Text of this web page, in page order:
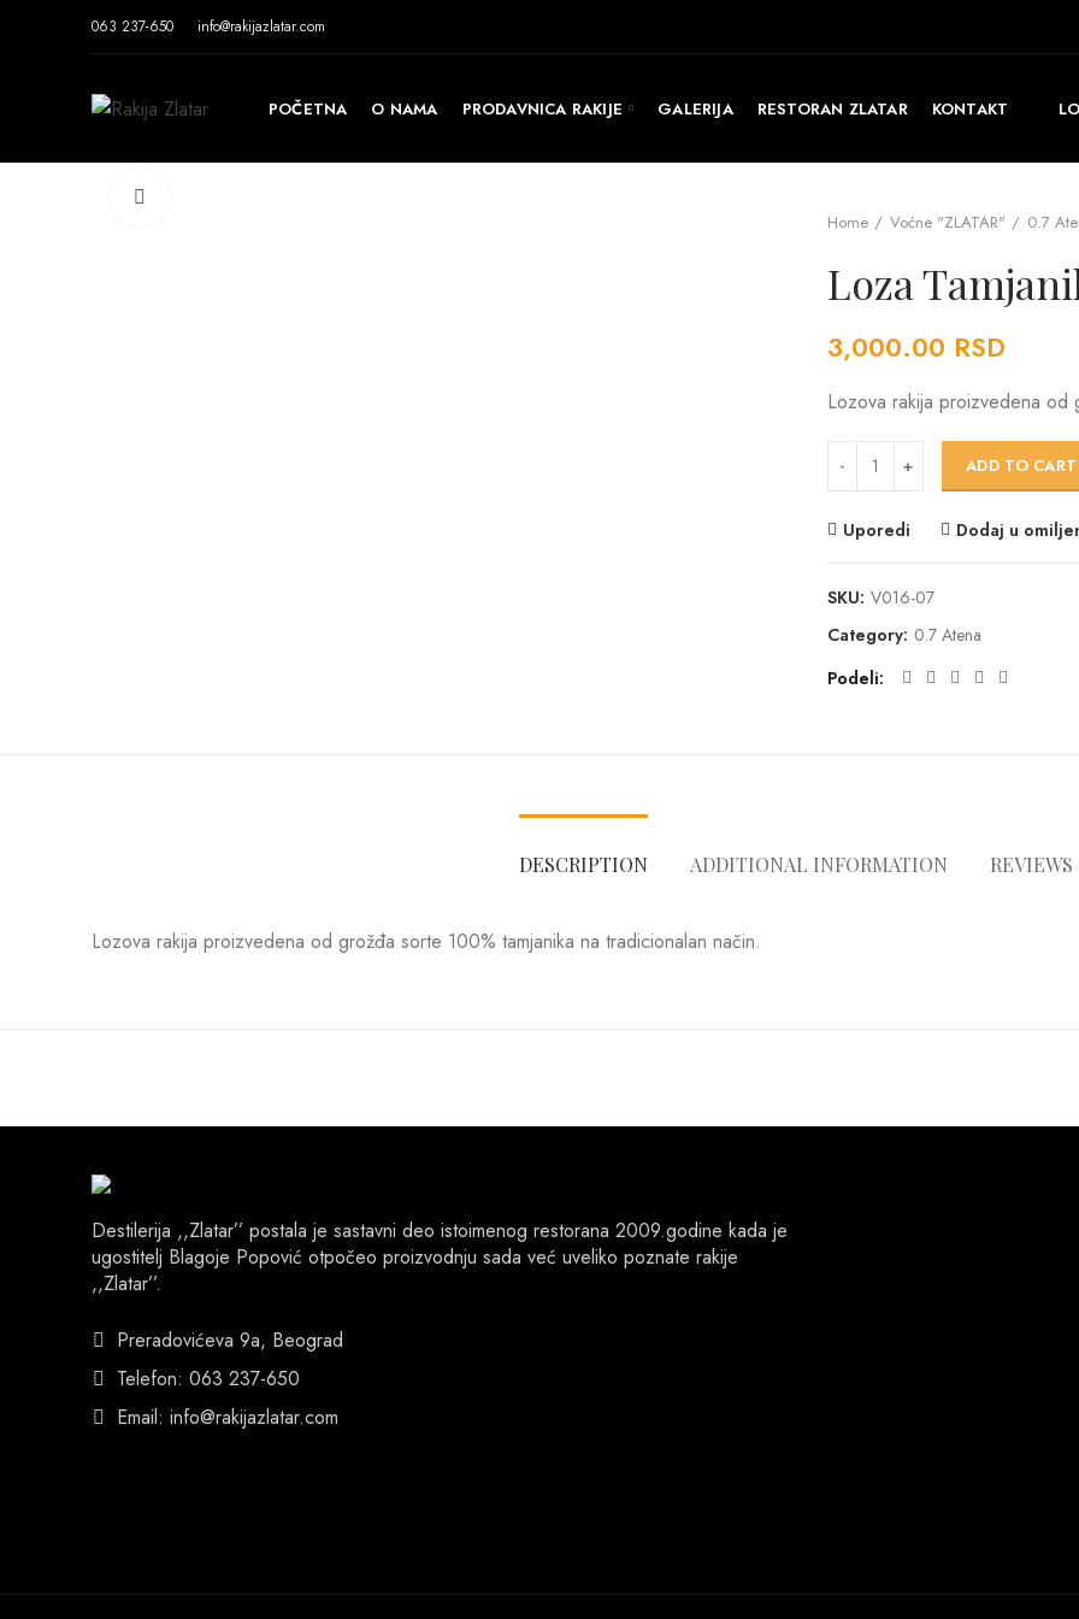
063 237-650 info@rakijazlatar.com
POČETNA O NAMA PRODAVNICA RAKIJE GALERIJA RESTORAN ZLATAR KONTAKT
Home
Voćne "ZLATAR" 0.7
Loza
3,000.00 RSD
Lozova rakija proizvedena od
Loza Tamjanika Zlatar 45.0%
ADD TO CART
Uporedi Dodaj u
SKU: V016-07
Category: 0.7 Atena
Podeli
DESCRIPTION ADDITIONAL INFORMATION REVIEWS
Lozova rakija proizvedena od grožđa sorte 100% tamjanika na tradicionalan način.
Destilerija ,,Zlatar’’ postala je sastavni deo istoimenog restorana 2009.godine kada je
ugostitelj Blagoje Popović otpočeo proizvodnju sada već uveliko poznate rakije
,,Zlatar’’.
Preradovićeva 9a, Beograd
Telefon: 063 237-650
Email: info@rakijazlatar.com